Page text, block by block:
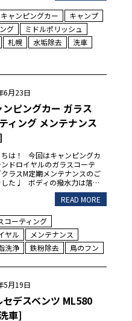
キャンピングカー
キャンプ
グ
ミドルポリッシュ
札幌 水垢除去
洗車
6月23日
ピングカー ガラス
ィング メンテナンス
ちは！ 今回はキャンピングカ
ドロイヤルのガラスコーテ
クラスM定期メンテナンスのご
した♩ ボディの撥水力は落…
READ MORE
コーティング
ヤル
メンテナンス
洗浄 鉄粉除去 鳥のフン
5月19日
デスベンツ ML580
車]